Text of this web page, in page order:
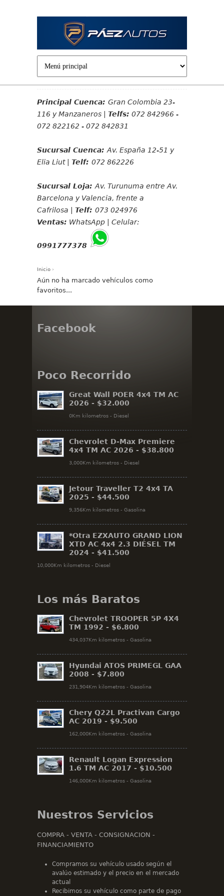
Principal Cuenca: Gran Colombia 23-
116 y Manzaneros | Telfs: 072 842966 -
072 822162 - 072 842831
Sucursal Cuenca:Av. España 12-51 y
Elia Liut | Telf: 072 862226
Sucursal Loja:Av. Turunuma entre Av.
Barcelona y Valencia, frente a
Cafrilosa | Telf: 073 024976
Ventas: WhatsApp | Celular:
0991777378
Se encuentra usted aquí
Inicio ›
Aún no ha marcado vehículos como
favoritos...
Facebook
Poco Recorrido
Great Wall POER 4x4 TM AC
2026 - $32.000
0Km kilometros - Diesel
Chevrolet D-Max Premiere
4x4 TM AC 2026 - $38.800
3,000Km kilometros - Diesel
Jetour Traveller T2 4x4 TA
2025 - $44.500
9,356Km kilometros - Gasolina
*Otra EZXAUTO GRAND LION
XTD AC 4x4 2.3 DIÉSEL TM
2024 - $41.500
10,000Km kilometros - Diesel
Los más Baratos
Chevrolet TROOPER 5P 4X4
TM 1992 - $6.800
434,037Km kilometros - Gasolina
Hyundai ATOS PRIMEGL GAA
2008 - $7.800
231,904Km kilometros - Gasolina
Chery Q22L Practivan Cargo
AC 2019 - $9.500
162,000Km kilometros - Gasolina
Renault Logan Expression
1.6 TM AC 2017 - $10.500
146,000Km kilometros - Gasolina
Nuestros Servicios
COMPRA - VENTA - CONSIGNACION -
FINANCIAMIENTO
Compramos su vehículo usado según el
avalúo estimado y el precio en el mercado
actual
Recibimos su vehículo como parte de pago